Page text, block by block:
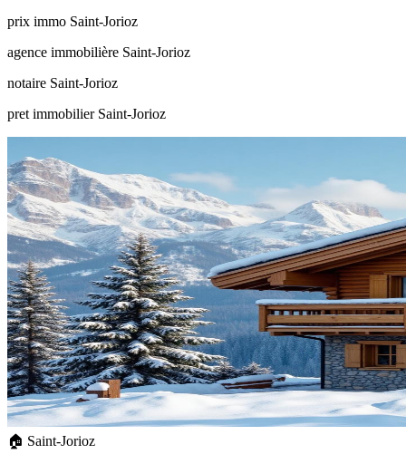
prix immo Saint-Jorioz
agence immobilière Saint-Jorioz
notaire Saint-Jorioz
pret immobilier Saint-Jorioz
🏠 Saint-Jorioz